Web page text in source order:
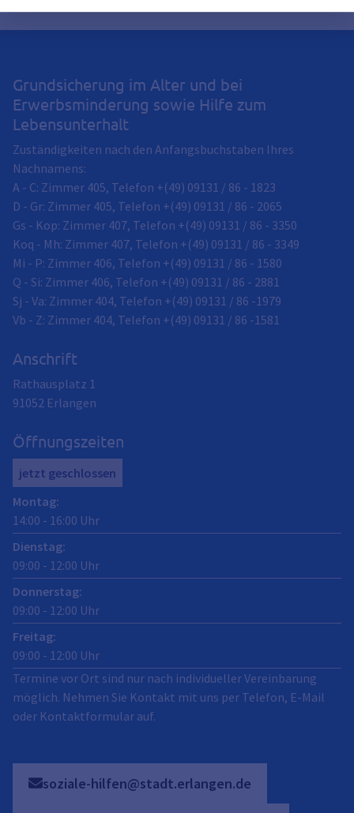
Grundsicherung im Alter und bei
Erwerbsminderung sowie Hilfe zum
Lebensunterhalt
Zuständigkeiten nach den Anfangsbuchstaben Ihres
Nachnamens:
A - C: Zimmer 405, Telefon +(49) 09131 / 86 - 1823
D - Gr: Zimmer 405, Telefon +(49) 09131 / 86 - 2065
Gs - Kop: Zimmer 407, Telefon +(49) 09131 / 86 - 3350
Koq - Mh: Zimmer 407, Telefon +(49) 09131 / 86 - 3349
Mi - P: Zimmer 406, Telefon +(49) 09131 / 86 - 1580
Q - Si: Zimmer 406, Telefon +(49) 09131 / 86 - 2881
Sj - Va: Zimmer 404, Telefon +(49) 09131 / 86 -1979
Vb - Z: Zimmer 404, Telefon +(49) 09131 / 86 -1581
Anschrift
Rathausplatz 1
91052 Erlangen
Öffnungszeiten
jetzt geschlossen
Montag:
14:00 - 16:00 Uhr
Dienstag:
09:00 - 12:00 Uhr
Donnerstag:
09:00 - 12:00 Uhr
Freitag:
09:00 - 12:00 Uhr
Termine vor Ort sind nur nach individueller Vereinbarung
möglich. Nehmen Sie Kontakt mit uns per Telefon, E-Mail
oder Kontaktformular auf.
soziale-hilfen@stadt.erlangen.de